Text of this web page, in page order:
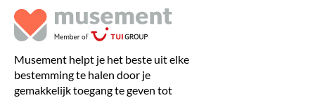
Musement helpt je het beste uit elke
bestemming te halen door je
gemakkelijk toegang te geven tot